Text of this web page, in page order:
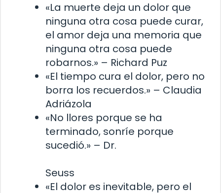
«La muerte deja un dolor que
ninguna otra cosa puede curar,
el amor deja una memoria que
ninguna otra cosa puede
robarnos.» – Richard Puz
«El tiempo cura el dolor, pero no
borra los recuerdos.» – Claudia
Adriázola
«No llores porque se ha
terminado, sonríe porque
sucedió.» – Dr.
Seuss
«El dolor es inevitable, pero el